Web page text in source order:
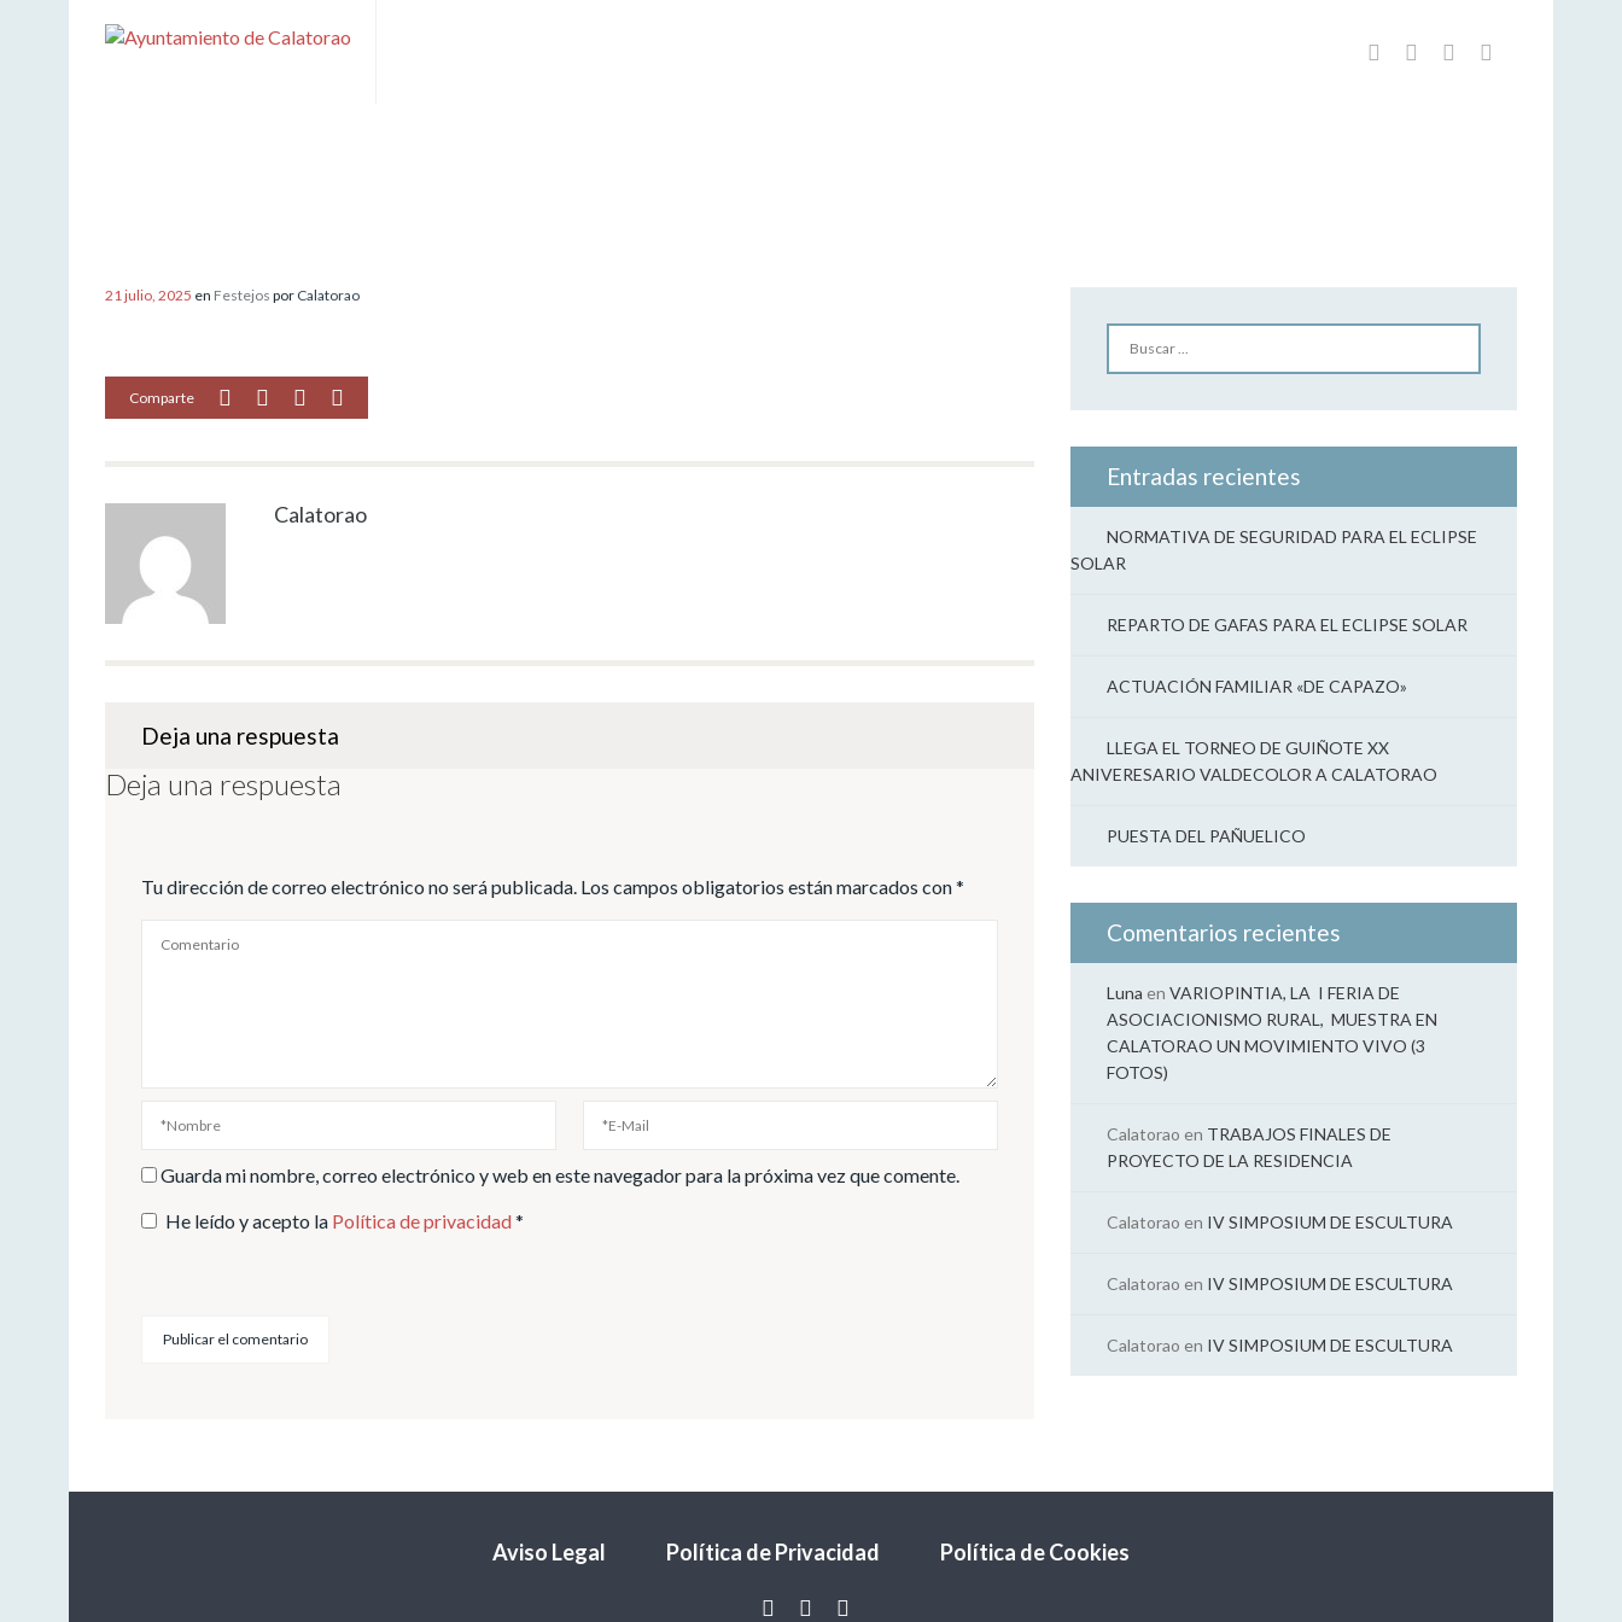
21 julio, 2025 en Festejos por Calatorao
Comparte
Calatorao
Deja una respuesta
Deja una respuesta
Tu dirección de correo electrónico no será publicada. Los campos obligatorios están marcados con*
Guarda mi nombre, correo electrónico y web en este navegador para la próxima vez que comente.
He leído y acepto la Política de privacidad*
Entradas recientes
NORMATIVA DE SEGURIDAD PARA EL ECLIPSE
SOLAR
REPARTO DE GAFAS PARA EL ECLIPSE SOLAR
ACTUACIÓN FAMILIAR «DE CAPAZO»
LLEGA EL TORNEO DE GUIÑOTE XX
ANIVERESARIO VALDECOLOR A CALATORAO
PUESTA DEL PAÑUELICO
Comentarios recientes
Luna en VARIOPINTIA, LA I FERIA DE
ASOCIACIONISMO RURAL, MUESTRA EN
CALATORAO UN MOVIMIENTO VIVO (3
FOTOS)
Calatorao en TRABAJOS FINALES DE
PROYECTO DE LA RESIDENCIA
Calatorao en IV SIMPOSIUM DE ESCULTURA
Calatorao en IV SIMPOSIUM DE ESCULTURA
Calatorao en IV SIMPOSIUM DE ESCULTURA
Aviso Legal Política de Privacidad Política de Cookies